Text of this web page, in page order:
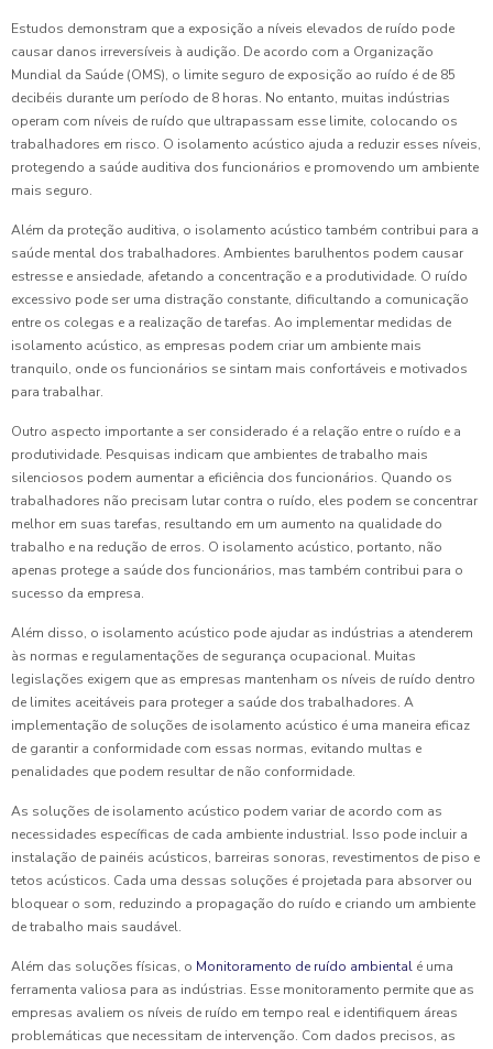
Estudos demonstram que a exposição a níveis elevados de ruído pode
causar danos irreversíveis à audição. De acordo com a Organização
Mundial da Saúde (OMS), o limite seguro de exposição ao ruído é de 85
decibéis durante um período de 8 horas. No entanto, muitas indústrias
operam com níveis de ruído que ultrapassam esse limite, colocando os
trabalhadores em risco. O isolamento acústico ajuda a reduzir esses níveis,
protegendo a saúde auditiva dos funcionários e promovendo um ambiente
mais seguro.
Além da proteção auditiva, o isolamento acústico também contribui para a
saúde mental dos trabalhadores. Ambientes barulhentos podem causar
estresse e ansiedade, afetando a concentração e a produtividade. O ruído
excessivo pode ser uma distração constante, dificultando a comunicação
entre os colegas e a realização de tarefas. Ao implementar medidas de
isolamento acústico, as empresas podem criar um ambiente mais
tranquilo, onde os funcionários se sintam mais confortáveis e motivados
para trabalhar.
Outro aspecto importante a ser considerado é a relação entre o ruído e a
produtividade. Pesquisas indicam que ambientes de trabalho mais
silenciosos podem aumentar a eficiência dos funcionários. Quando os
trabalhadores não precisam lutar contra o ruído, eles podem se concentrar
melhor em suas tarefas, resultando em um aumento na qualidade do
trabalho e na redução de erros. O isolamento acústico, portanto, não
apenas protege a saúde dos funcionários, mas também contribui para o
sucesso da empresa.
Além disso, o isolamento acústico pode ajudar as indústrias a atenderem
às normas e regulamentações de segurança ocupacional. Muitas
legislações exigem que as empresas mantenham os níveis de ruído dentro
de limites aceitáveis para proteger a saúde dos trabalhadores. A
implementação de soluções de isolamento acústico é uma maneira eficaz
de garantir a conformidade com essas normas, evitando multas e
penalidades que podem resultar de não conformidade.
As soluções de isolamento acústico podem variar de acordo com as
necessidades específicas de cada ambiente industrial. Isso pode incluir a
instalação de painéis acústicos, barreiras sonoras, revestimentos de piso e
tetos acústicos. Cada uma dessas soluções é projetada para absorver ou
bloquear o som, reduzindo a propagação do ruído e criando um ambiente
de trabalho mais saudável.
Além das soluções físicas, o Monitoramento de ruído ambiental é uma
ferramenta valiosa para as indústrias. Esse monitoramento permite que as
empresas avaliem os níveis de ruído em tempo real e identifiquem áreas
problemáticas que necessitam de intervenção. Com dados precisos, as